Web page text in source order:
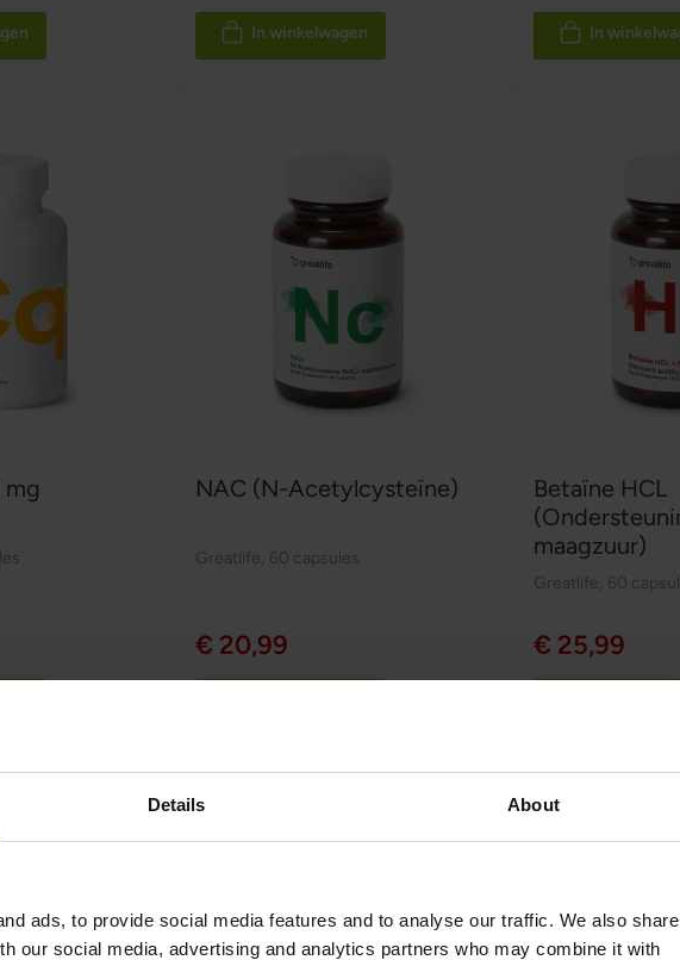
Details About
ads, to provide social media features and to analyse our traffic. We also share
our social media, advertising and analytics partners who may combine it with
In winkelwagen In
NAC (N-Acetylcysteïne)
Greatlife 60 capsules
€ 20,99
Betaïne HCL
maagzuur)
Greatlife 60
€ 25,99